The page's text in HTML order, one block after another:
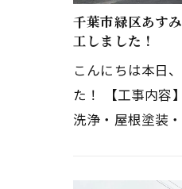
千葉市緑区あす
工しました！
こんにちは本日
た！ 【工事内容】 ・足場仮設、撤去・高圧
洗浄・屋根塗装